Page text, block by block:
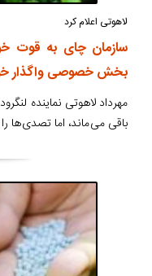
لاهوتی اعلام کرد
سازمان چای به قوت
بخش خصوصی واگذار
مهرداد لاهوتی نماینده
باقی می ماند، اما تصدی